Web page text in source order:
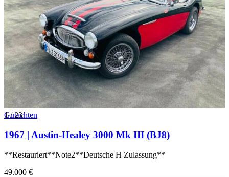
1/23
Gutachten
1967 | Austin-Healey 3000 Mk III (BJ8)
**Restauriert**Note2**Deutsche H Zulassung**
49.000 €